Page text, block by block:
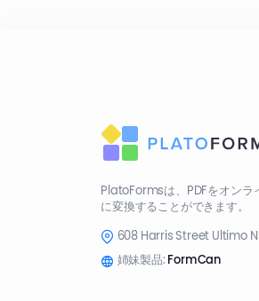
PlatoFormsは、PDFをオンラ
に変換することができます。
608 Harris Street Ultimo
姉妹製品: FormCan